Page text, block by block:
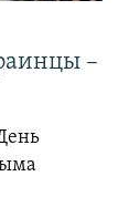
–